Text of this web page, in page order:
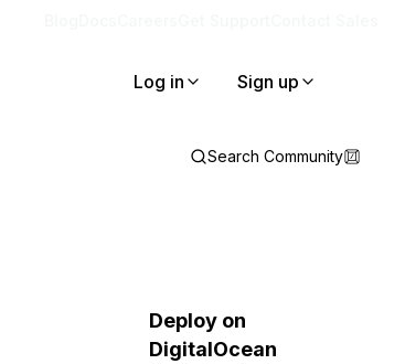
Log in Sign up
Search Community
Deploy on
DigitalOcean